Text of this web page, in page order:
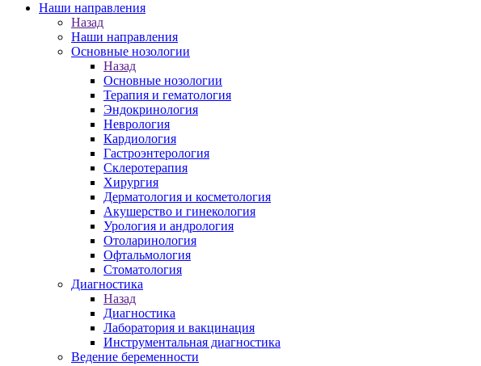
Наши направления
Назад
Наши направления
Основные нозологии
Назад
Основные нозологии
Терапия и гематология
Эндокринология
Неврология
Кардиология
Гастроэнтерология
Склеротерапия
Хирургия
Дерматология и косметология
Акушерство и гинекология
Урология и андрология
Отоларинология
Офтальмология
Стоматология
Диагностика
Назад
Диагностика
Лаборатория и вакцинация
Инструментальная диагностика
Ведение беременности